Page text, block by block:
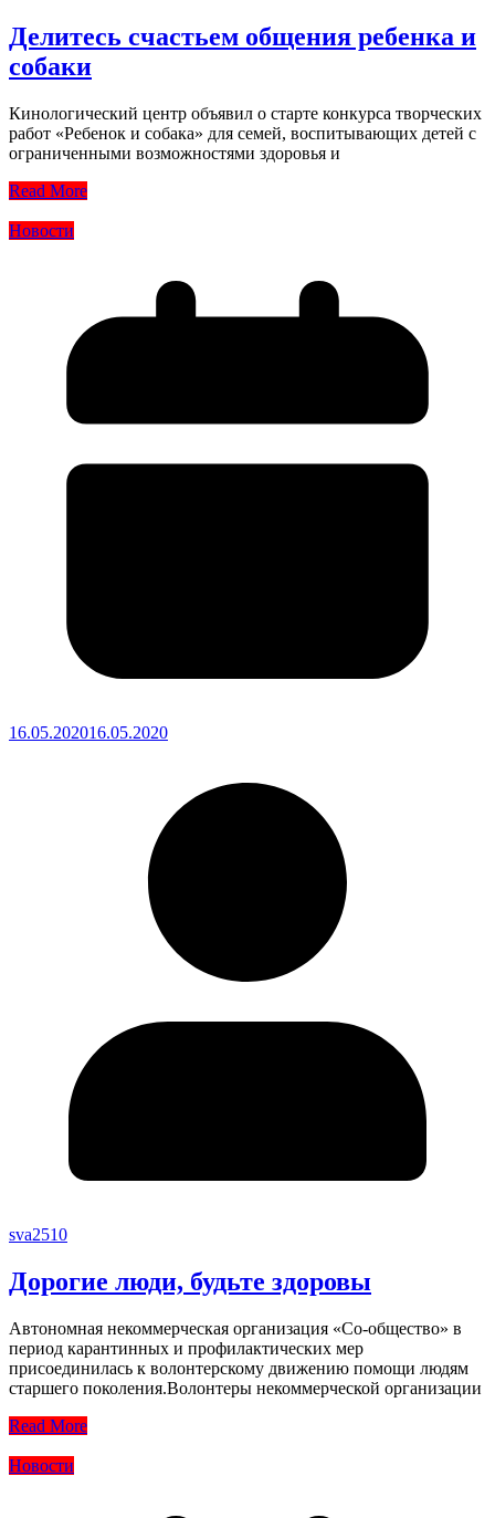
Делитесь счастьем общения ребенка и
собаки
Кинологический центр объявил о старте конкурса творческих
работ «Ребенок и собака» для семей, воспитывающих детей с
ограниченными возможностями здоровья и
Read More
Новости
16.05.202016.05.2020
sva2510
Дорогие люди, будьте здоровы
Автономная некоммерческая организация «Со-общество» в
период карантинных и профилактических мер
присоединилась к волонтерскому движению помощи людям
старшего поколения.Волонтеры некоммерческой организации
Read More
Новости